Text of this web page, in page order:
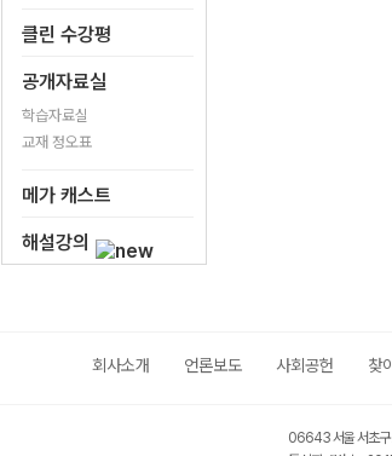
클린 수강평
공개자료실
학습자료실
교재 정오표
메가 캐스트
해설강의
회사소개 언론보도 사회공헌 찾
06643 서울 서초구